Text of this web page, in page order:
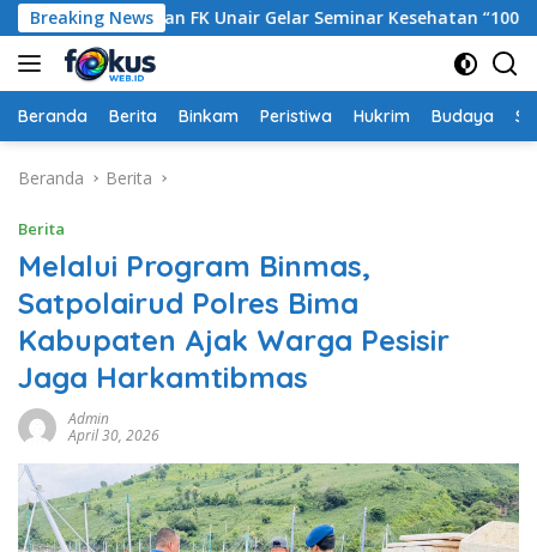
Langsung
ke
konten
Breaking News
Polres dan FK Unair Gelar Seminar Kesehatan “1000 Hari
Beranda Berita Binkam Peristiwa Hukrim Budaya
Beranda Berita
Berita
Melalui Program Binmas,
Satpolairud Polres Bima
Kabupaten Ajak Warga Pesisir
Jaga Harkamtibmas
Admin
April 30, 2026